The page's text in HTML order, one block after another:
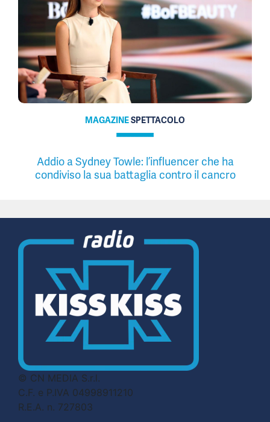
MAGAZINESPETTACOLO
Addio a Sydney Towle: l’influencer che ha
condiviso la sua battaglia contro il cancro
© CN MEDIA S.r.l.
C.F. e P.IVA 04998911210
R.E.A. n. 727803